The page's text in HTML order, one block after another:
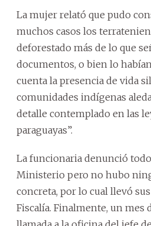
La mujer relató que pudo
muchos casos los
deforestado más de lo que
documentos, o bien lo
cuenta la presencia de vida
comunidades indígenas
detalle contemplado en las
paraguayas”.
La funcionaria denunció
Ministerio pero no hubo
concreta, por lo cual llevó
Fiscalía. Finalmente, un mes